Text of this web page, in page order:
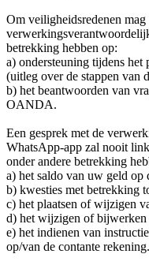
Om veiligheidsredenen mag
betrekking hebben op:
a) ondersteuning tijdens het
(uitleg over de stappen van
b) het beantwoorden van
OANDA.
Een gesprek met de
WhatsApp-app zal nooit
onder andere betrekking
a) het saldo van uw geld op
b) kwesties met betrekking
c) het plaatsen of wijzigen
d) het wijzigen of bijwerken
e) het indienen van
op/van de contante rekening.